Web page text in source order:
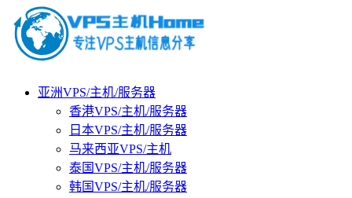
亚洲VPS/主机/服务器
香港VPS/主机/服务器
日本VPS/主机/服务器
马来西亚VPS/主机
泰国VPS/主机/服务器
韩国VPS/主机/服务器